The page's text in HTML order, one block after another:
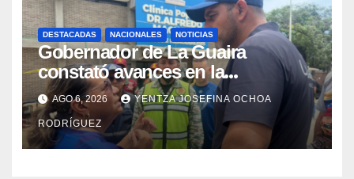
DESTACADAS NACIONALES NOTICIAS
Gobernador de La Guaira
constató avances en la
rehabilitación del Hospitalito de
Catia la Mar
AGO 6, 2026 YENTZA JOSEFINA OCHOA
RODRÍGUEZ